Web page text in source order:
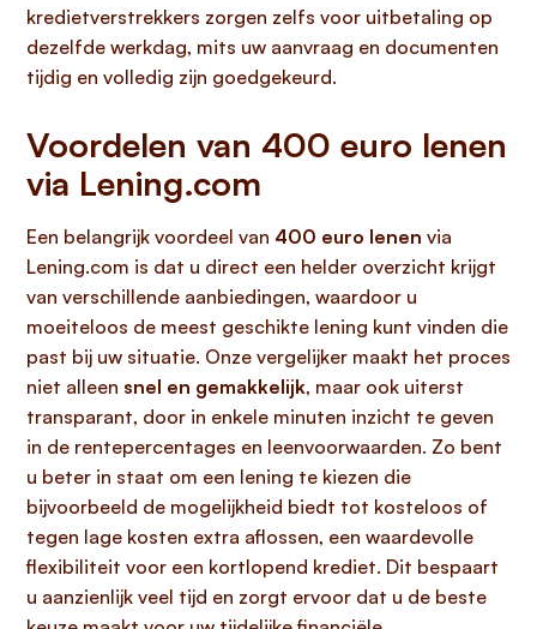
kredietverstrekkers zorgen zelfs voor uitbetaling op
dezelfde werkdag, mits uw aanvraag en documenten
tijdig en volledig zijn goedgekeurd.
Voordelen van 400 euro lenen
via Lening.com
Een belangrijk voordeel van 400 euro lenen via
Lening.com is dat u direct een helder overzicht krijgt
van verschillende aanbiedingen, waardoor u
moeiteloos de meest geschikte lening kunt vinden die
past bij uw situatie. Onze vergelijker maakt het proces
niet alleen snel en gemakkelijk, maar ook uiterst
transparant, door in enkele minuten inzicht te geven
in de rentepercentages en leenvoorwaarden. Zo bent
u beter in staat om een lening te kiezen die
bijvoorbeeld de mogelijkheid biedt tot kosteloos of
tegen lage kosten extra aflossen, een waardevolle
flexibiliteit voor een kortlopend krediet. Dit bespaart
u aanzienlijk veel tijd en zorgt ervoor dat u de beste